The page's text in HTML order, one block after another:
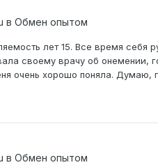
в Обмен опытом
лет 15. Все время себя
своему врачу об онемении,
очень хорошо поняла. Думаю,
в Обмен опытом